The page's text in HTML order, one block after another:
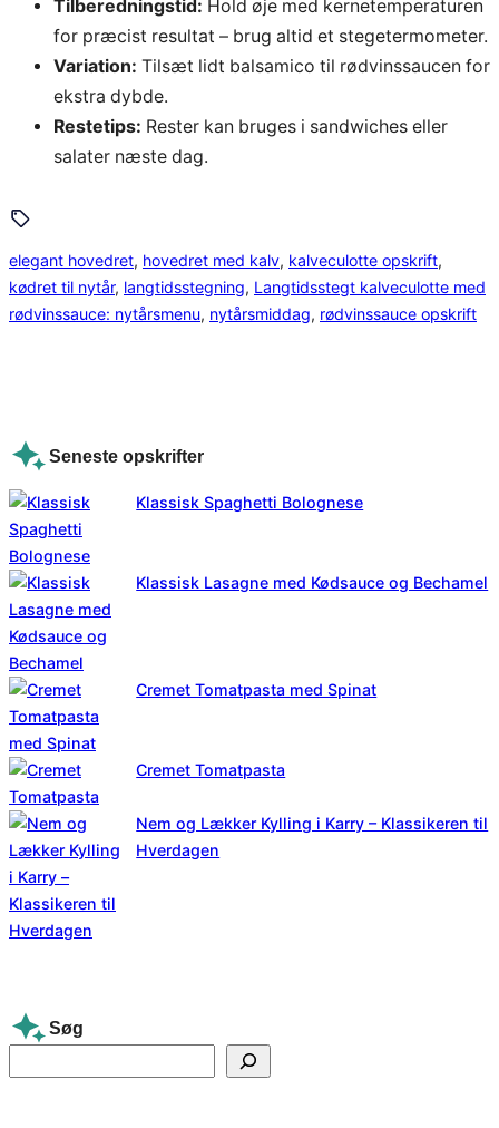
Tilberedningstid: Hold øje med kernetemperaturen
for præcist resultat – brug altid et stegetermometer.
Variation: Tilsæt lidt balsamico til rødvinssaucen for
ekstra dybde.
Restetips: Rester kan bruges i sandwiches eller
salater næste dag.
elegant hovedret, hovedret med kalv, kalveculotte opskrift
kødret til nytår, langtidsstegning, Langtidsstegt kalveculotte med
rødvinssauce: nytårsmenu, nytårsmiddag, rødvinssauce opskrift
Seneste opskrifter
Klassisk Spaghetti Bolognese
Klassisk Lasagne med Kødsauce og Bechamel
Cremet Tomatpasta med Spinat
Cremet Tomatpasta
Nem og Lækker Kylling i Karry – Klassikeren til
Hverdagen
Søg
e